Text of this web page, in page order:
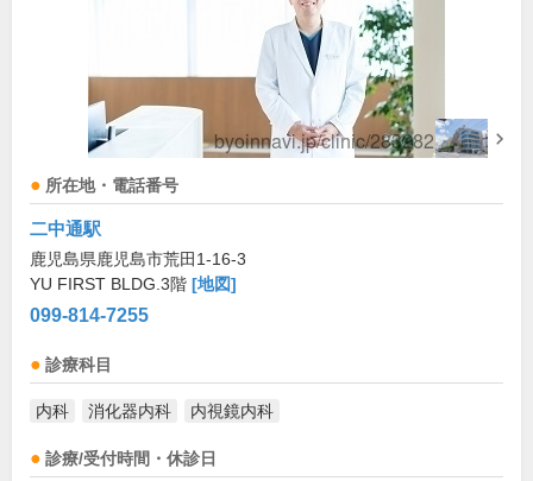
所在地・電話番号
二中通駅
鹿児島県鹿児島市荒田1-16-3
YU FIRST BLDG.3階 [地図]
099-814-7255
診療科目
内科 消化器内科 内視鏡内科
診療/受付時間・休診日